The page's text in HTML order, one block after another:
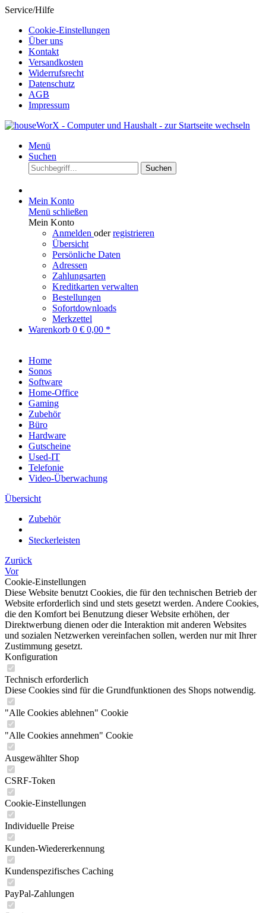
Service/Hilfe
Cookie-Einstellungen
Über uns
Kontakt
Versandkosten
Widerrufsrecht
Datenschutz
AGB
Impressum
Menü
Suchen
Suchen
Mein Konto
Menü schließen
Mein Konto
Anmelden oderregistrieren
Übersicht
Persönliche Daten
Adressen
Zahlungsarten
Kreditkarten verwalten
Bestellungen
Sofortdownloads
Merkzettel
Warenkorb 0 € 0,00 *
Home
Sonos
Software
Home-Office
Gaming
Zubehör
Büro
Hardware
Gutscheine
Used-IT
Telefonie
Video-Überwachung
Übersicht
Zubehör
Steckerleisten
Zurück
Vor
Cookie-Einstellungen
Diese Website benutzt Cookies, die für den technischen Betrieb der
Website erforderlich sind und stets gesetzt werden. Andere Cookies,
die den Komfort bei Benutzung dieser Website erhöhen, der
Direktwerbung dienen oder die Interaktion mit anderen Websites
und sozialen Netzwerken vereinfachen sollen, werden nur mit Ihrer
Zustimmung gesetzt.
Konfiguration
Technisch erforderlich
Diese Cookies sind für die Grundfunktionen des Shops notwendig.
"Alle Cookies ablehnen" Cookie
"Alle Cookies annehmen" Cookie
Ausgewählter Shop
CSRF-Token
Cookie-Einstellungen
Individuelle Preise
Kunden-Wiedererkennung
Kundenspezifisches Caching
PayPal-Zahlungen